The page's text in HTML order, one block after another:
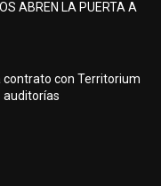
ABREN LA PUERTA A
contrato con Territorium
auditorías